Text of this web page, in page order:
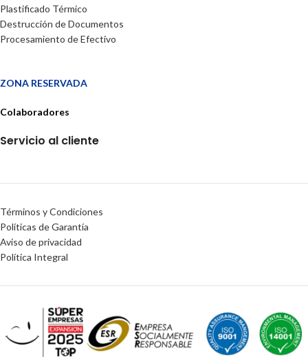
Plastificado Térmico
Destrucción de Documentos
Procesamiento de Efectivo
ZONA RESERVADA
Colaboradores
Servicio al cliente
Términos y Condiciones
Políticas de Garantía
Aviso de privacidad
Política Integral